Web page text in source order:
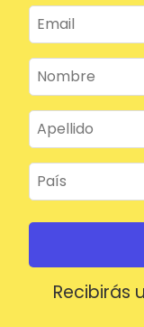
Recibirás
Mantenerme
Acceder